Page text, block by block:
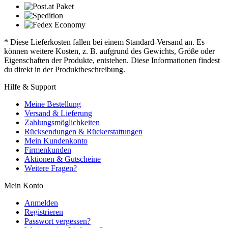
* Diese Lieferkosten fallen bei einem Standard-Versand an. Es
können weitere Kosten, z. B. aufgrund des Gewichts, Größe oder
Eigenschaften der Produkte, entstehen. Diese Informationen findest
du direkt in der Produktbeschreibung.
Hilfe & Support
Meine Bestellung
Versand & Lieferung
Zahlungsmöglichkeiten
Rücksendungen & Rückerstattungen
Mein Kundenkonto
Firmenkunden
Aktionen & Gutscheine
Weitere Fragen?
Mein Konto
Anmelden
Registrieren
Passwort vergessen?